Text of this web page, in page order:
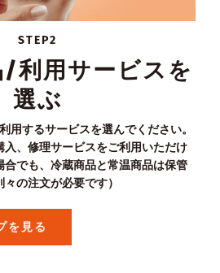
STEP2
/利用サービスを
選ぶ
用するサービスを選んでください。
、修理サービスをご利用いただけ
合でも、冷蔵商品と常温商品は保管
の注文が必要です）
を見る